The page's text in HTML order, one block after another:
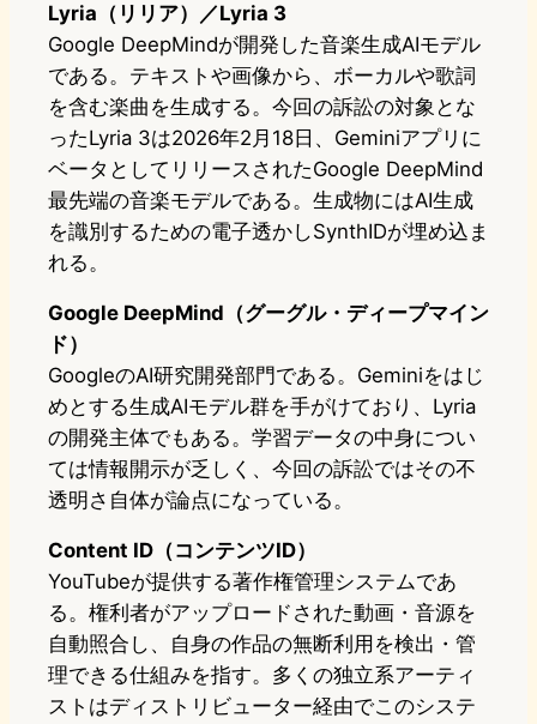
Lyria（リリア）／Lyria 3
Google DeepMindが開発した音楽生成AIモデル
である。テキストや画像から、ボーカルや歌詞
を含む楽曲を生成する。今回の訴訟の対象とな
ったLyria 3は2026年2月18日、Geminiアプリに
ベータとしてリリースされたGoogle DeepMind
最先端の音楽モデルである。生成物にはAI生成
を識別するための電子透かしSynthIDが埋め込ま
れる。
Google DeepMind（グーグル・ディープマイン
ド）
GoogleのAI研究開発部門である。Geminiをはじ
めとする生成AIモデル群を手がけており、Lyria
の開発主体でもある。学習データの中身につい
ては情報開示が乏しく、今回の訴訟ではその不
透明さ自体が論点になっている。
Content ID（コンテンツID）
YouTubeが提供する著作権管理システムであ
る。権利者がアップロードされた動画・音源を
自動照合し、自身の作品の無断利用を検出・管
理できる仕組みを指す。多くの独立系アーティ
ストはディストリビューター経由でこのシステ